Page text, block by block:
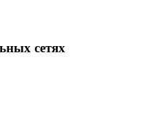
сетях